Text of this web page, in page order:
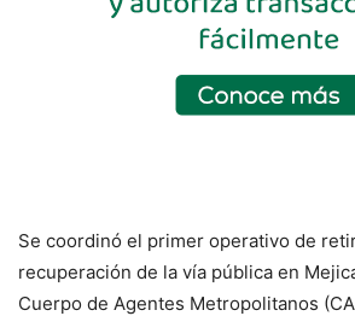
Se coordinó el primer operativo de
recuperación de la vía pública en
Cuerpo de Agentes Metropolitanos